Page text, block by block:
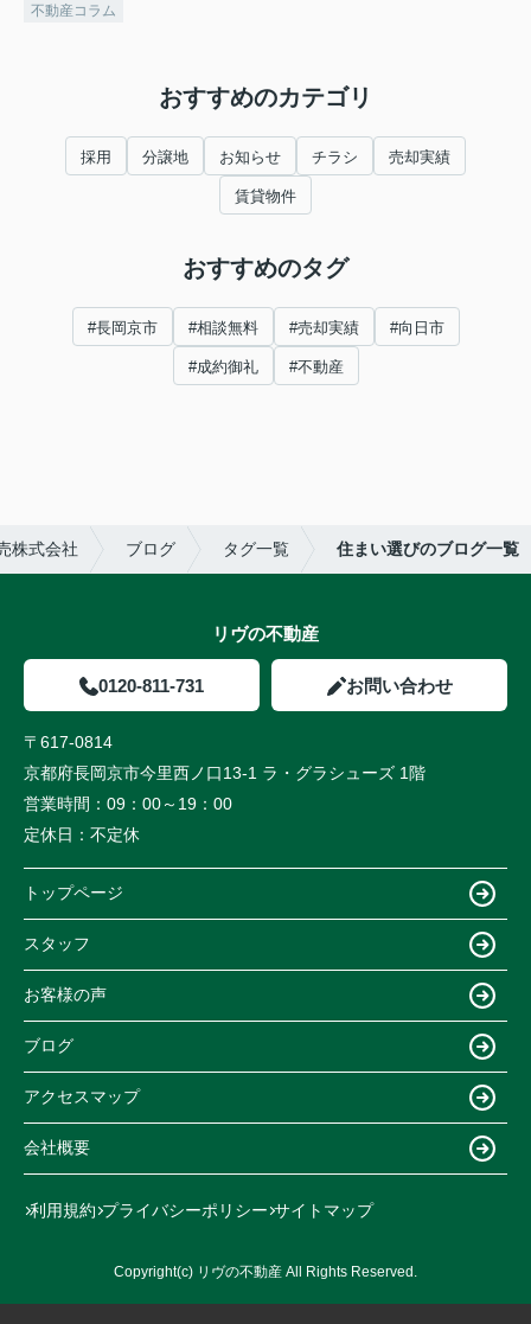
不動産コラム
おすすめのカテゴリ
採用 分譲地 お知らせ チラシ 売却実績
賃貸物件
おすすめのタグ
#長岡京市 #相談無料 #売却実績 #向日市
#成約御礼 #不動産
株式会社 ブログ タグ一覧 住まい選びのブログ一覧
リヴの不動産
0120-811-731 お問い合わせ
〒617-0814
京都府長岡京市今里西ノ口13-1 ラ・グラシューズ 1階
営業時間： 09：00～19：00
定休日： 不定休
トップページ
スタッフ
お客様の声
ブログ
アクセスマップ
会社概要
利用規約 プライバシーポリシー サイトマップ
Copyright(c) リヴの不動産 All Rights Reserved.